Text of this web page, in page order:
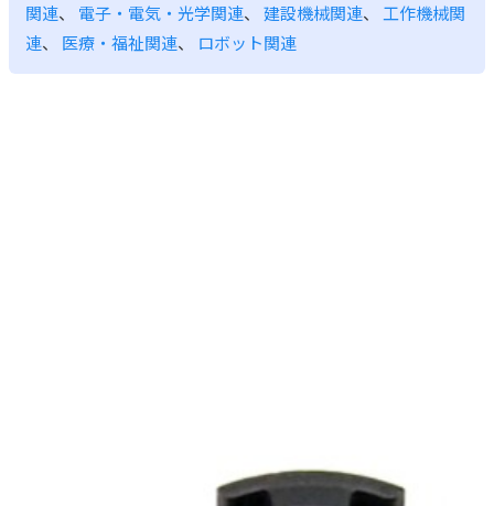
関連、 電子・電気・光学関連、 建設機械関連、 工作機械関
連、 医療・福祉関連、 ロボット関連